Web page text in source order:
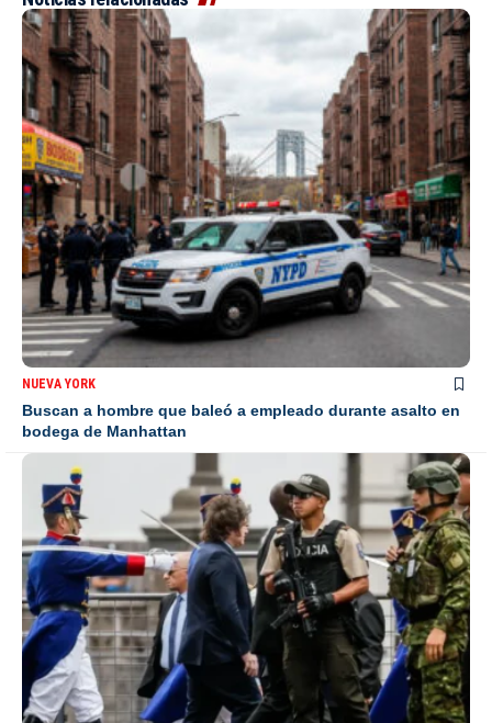
NUEVA YORK
Buscan a hombre que baleó a empleado durante asalto en
bodega de Manhattan